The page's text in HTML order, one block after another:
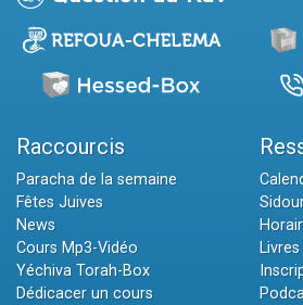
Raccourcis
Paracha de la semaine
Fêtes Juives
News
Cours Mp3-Vidéo
Yéchiva Torah-Box
Dédicacer un cours